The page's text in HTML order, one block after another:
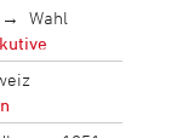
Wahl